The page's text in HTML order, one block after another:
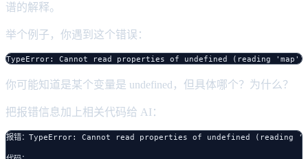
谱的解释。
举个例子，你遇到这个错误：
你可能知道是某个变量是 undefined，但具体哪个？为什么？
把报错信息加上相关代码给 AI：
报错：TypeError: Cannot read properties of undefined (reading